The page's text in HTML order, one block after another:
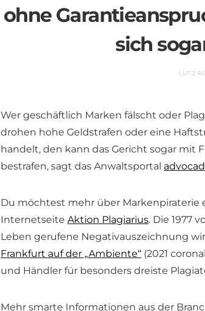
ohne
sich
LUTZ
Wer geschäftlich Marken fälscht oder
drohen hohe Geldstrafen oder eine
handelt, den kann das Gericht sogar mit
bestrafen, sagt das Anwaltsportal
Du möchtest mehr über Markenpiraterie
Internetseite Aktion Plagiarius. Die 1977
Leben gerufene Negativauszeichnung
Frankfurt auf der „Ambiente“ (2021
und Händler für besonders dreiste
Mehr smarte Informationen aus der